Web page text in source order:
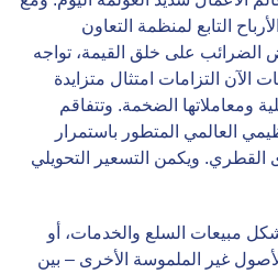
التابع لمنظمة التعاون
الضرائب على خلق القيمة، تواجه
الآن التزامات امتثال متزايدة
ومعاملاتها الضخمة. وتتفاقم
العالمي المتطور باستمرار
القطري. ويكمن التسعير التحويلي
مبيعات السلع والخدمات، أو
الأصول غير الملموسة الأخرى – بين